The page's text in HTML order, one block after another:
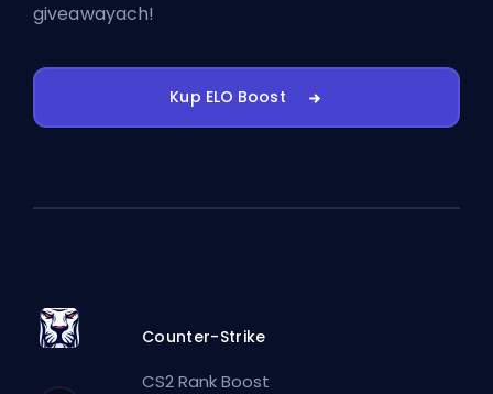
giveawayach!
Kup ELO Boost
Counter-Strike
CS2 Rank Boost